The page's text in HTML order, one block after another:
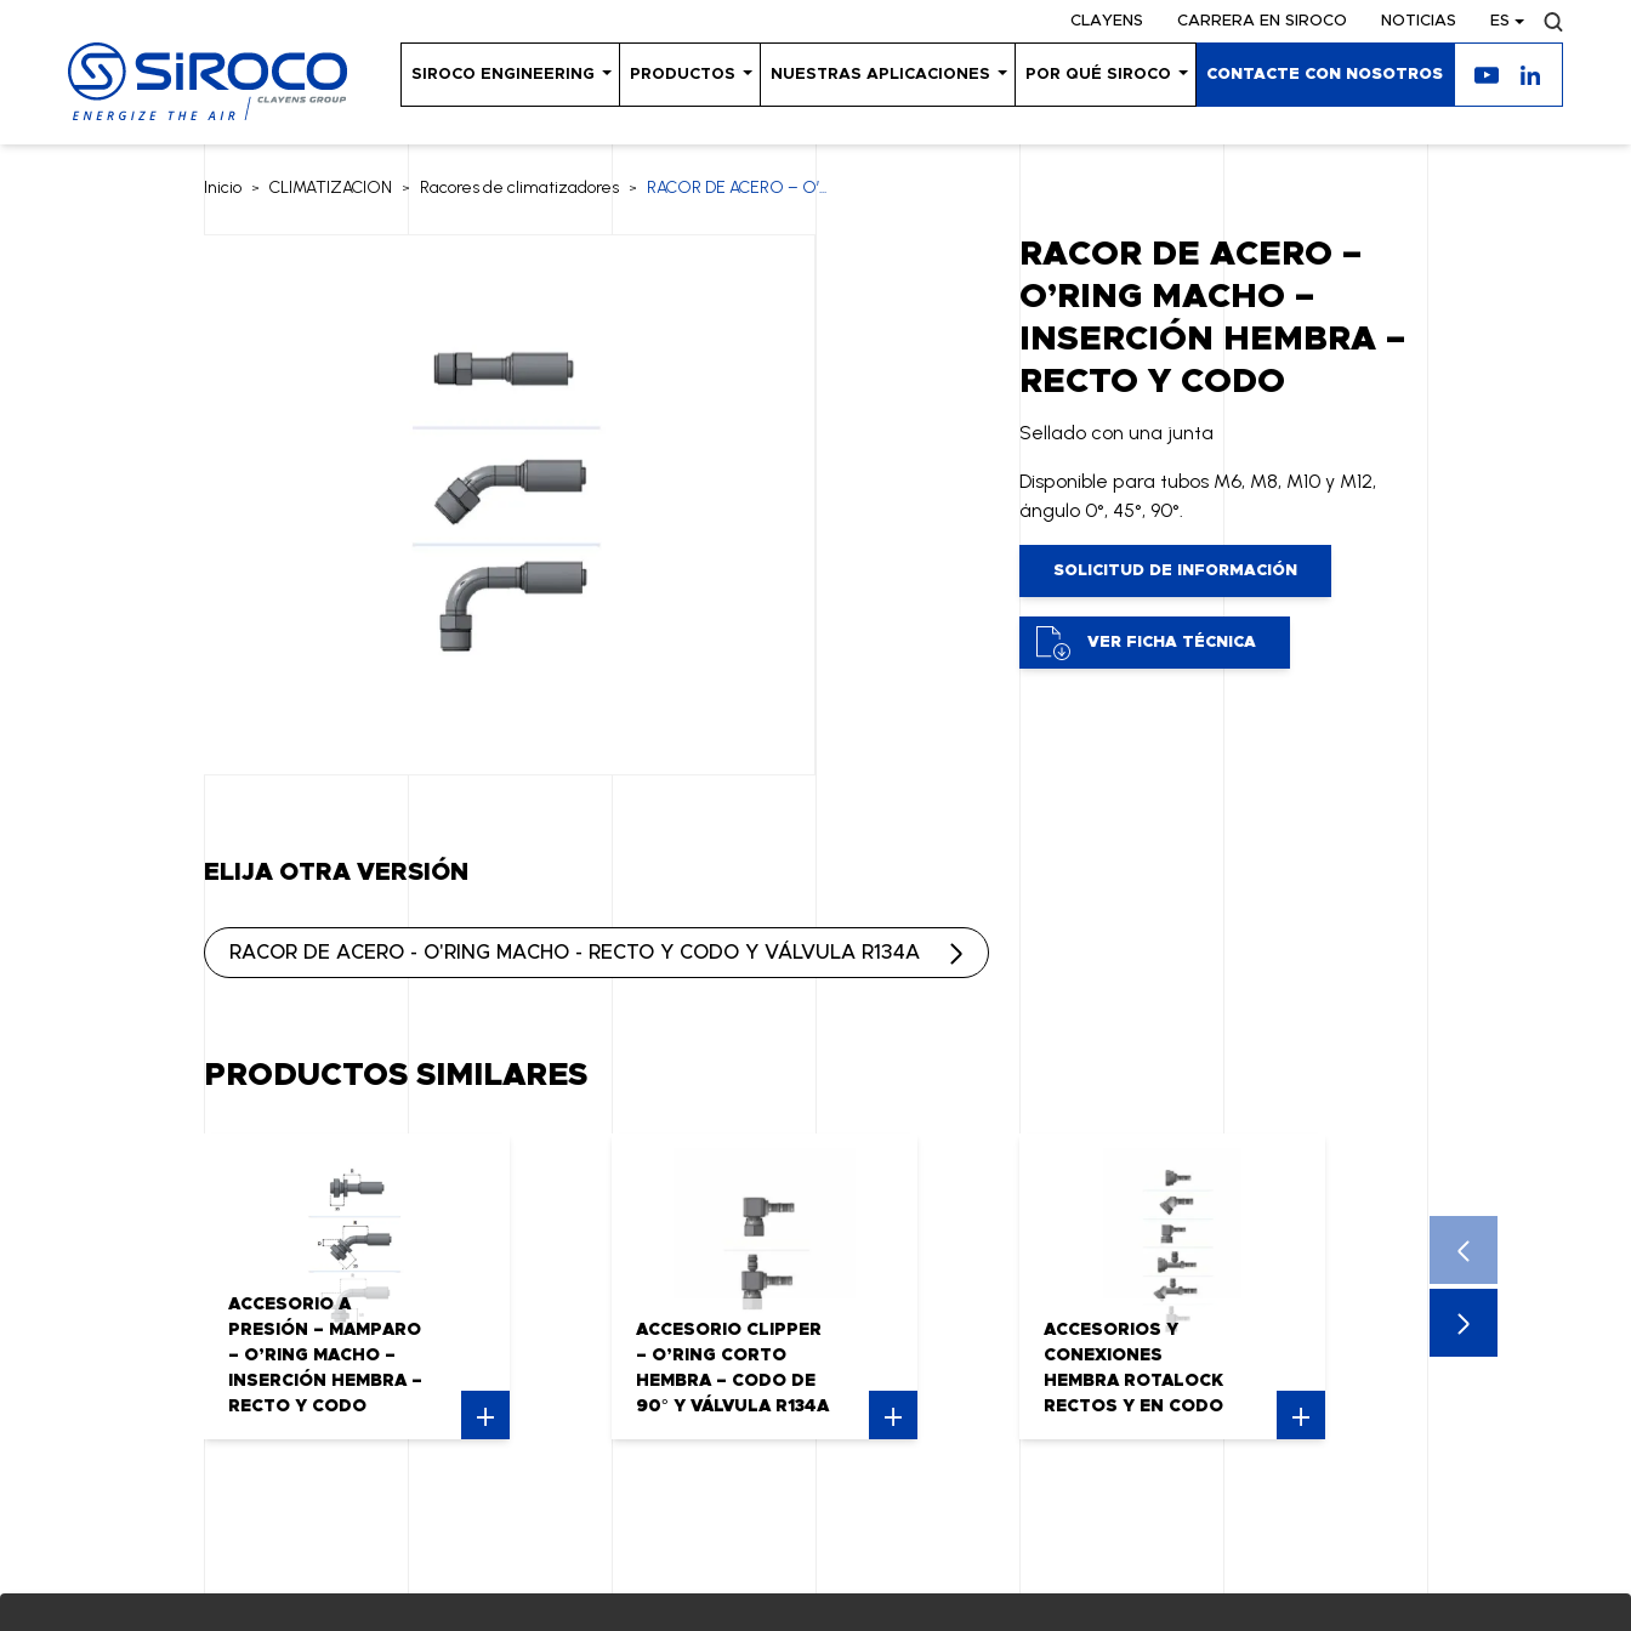
CLAYENS CARRERA EN SIROCO NOTICIAS ES
SIROCO ENGINEERING PRODUCTOS NUESTRAS APLICACIONES POR QUÉ SIROCO CONTACTE CON NOSOTROS
Inicio > CLIMATIZACION > Racores de climatizadores > RACOR DE ACERO – O’...
RACOR DE ACERO –
O’RING MACHO –
INSERCIÓN HEMBRA –
RECTO Y CODO
Sellado con una junta
Disponible para tubos M6, M8, M10 y M12,
ángulo 0°, 45°, 90°.
SOLICITUD DE INFORMACIÓN
VER FICHA TÉCNICA
ELIJA OTRA VERSIÓN
RACOR DE ACERO - O'RING MACHO - RECTO Y CODO Y VÁLVULA R134A
PRODUCTOS SIMILARES
ACCESORIO A
PRESIÓN – MAMPARO
– O’RING MACHO –
INSERCIÓN HEMBRA –
RECTO Y CODO
ACCESORIO CLIPPER
– O’RING CORTO
HEMBRA – CODO DE
90° Y VÁLVULA R134A
ACCESORIOS Y
CONEXIONES
HEMBRA ROTALOCK
RECTOS Y EN CODO